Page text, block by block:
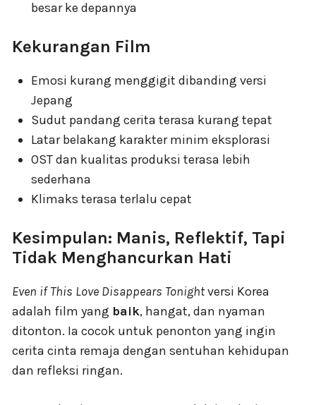
besar ke depannya
Kekurangan Film
Emosi kurang menggigit dibanding versi
Jepang
Sudut pandang cerita terasa kurang tepat
Latar belakang karakter minim eksplorasi
OST dan kualitas produksi terasa lebih
sederhana
Klimaks terasa terlalu cepat
Kesimpulan: Manis, Reflektif, Tapi
Tidak Menghancurkan Hati
Even if This Love Disappears Tonightversi Korea
adalah film yang baik, hangat, dan nyaman
ditonton. Ia cocok untuk penonton yang ingin
cerita cinta remaja dengan sentuhan kehidupan
dan refleksi ringan.